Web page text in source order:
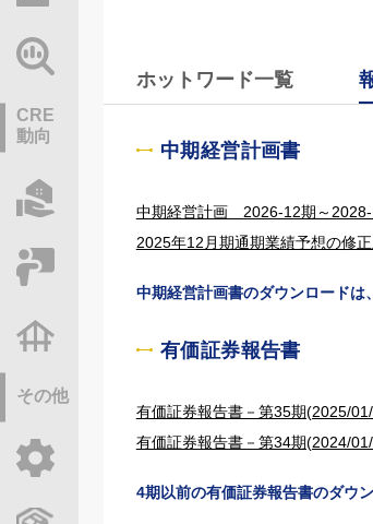
CRE
動向
その他
ホットワード一覧
中期経営計画書
中期経営計画 2026-12期～2028-
2025年12月期通期業績予想の修
中期経営計画書のダウンロードは
有価証券報告書
有価証券報告書－第35期(2025/
有価証券報告書－第34期(2024/
4期以前の有価証券報告書のダウ